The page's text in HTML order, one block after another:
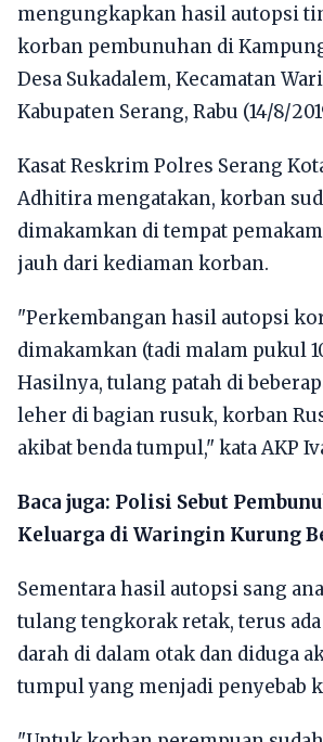
mengungkapkan hasil autopsi
korban pembunuhan di
Desa Sukadalem, Kecamatan
Kabupaten Serang, Rabu (14/8/
Kasat Reskrim Polres Serang
Adhitira mengatakan, korban
dimakamkan di tempat
jauh dari kediaman korban.
"Perkembangan hasil autopsi
dimakamkan (tadi malam pukul
Hasilnya, tulang patah di
leher di bagian rusuk, korban
akibat benda tumpul," kata AKP
Baca juga: Polisi Sebut
Keluarga di Waringin Kurung
Sementara hasil autopsi sang
tulang tengkorak retak, terus
darah di dalam otak dan diduga
tumpul yang menjadi penyebab